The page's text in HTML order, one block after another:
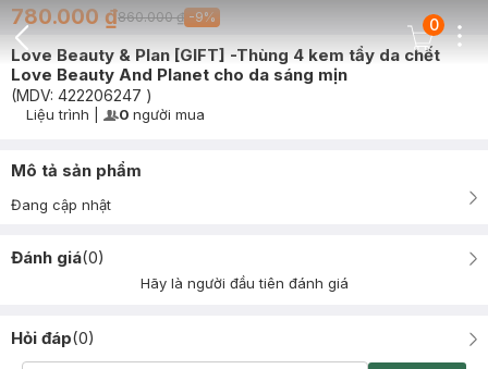
Back Icon
Cart Icon
0
780.000 ₫860.000 ₫ -9%
Love Beauty & Plan [GIFT] -Thùng 4 kem tẩy da chết
Love Beauty And Planet cho da sáng mịn
(MDV: 422206247 )
Timer Gray Icon
Liệu trình User Product Icon
0 người mua
Mô tả sản phẩm
Đang cập nhật
Đánh giá(0)
Hãy là người đầu tiên đánh giá
Hỏi đáp(0)